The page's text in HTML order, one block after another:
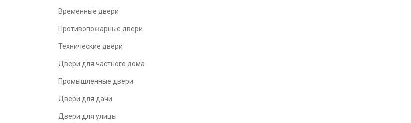
Временные двери
Противопожарные двери
Технические двери
Двери для частного дома
Промышленные двери
Двери для дачи
Двери для улицы